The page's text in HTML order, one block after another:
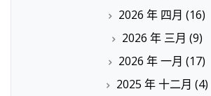
2026 年 四月 (16)
2026 年 三月 (9)
2026 年 一月 (17)
2025 年 十二月 (4)